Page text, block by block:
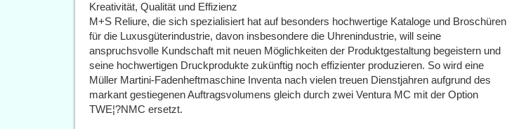
Kreativität, Qualität und Effizienz
M+S Reliure, die sich spezialisiert hat auf besonders hochwertige Kataloge und Broschüren
für die Luxusgüterindustrie, davon insbesondere die Uhrenindustrie, will seine
anspruchsvolle Kundschaft mit neuen Möglichkeiten der Produktgestaltung begeistern und
seine hochwertigen Druckprodukte zukünftig noch effizienter produzieren. So wird eine
Müller Martini-Fadenheftmaschine Inventa nach vielen treuen Dienstjahren aufgrund des
markant gestiegenen Auftragsvolumens gleich durch zwei Ventura MC mit der Option
TWE¦?NMC ersetzt.